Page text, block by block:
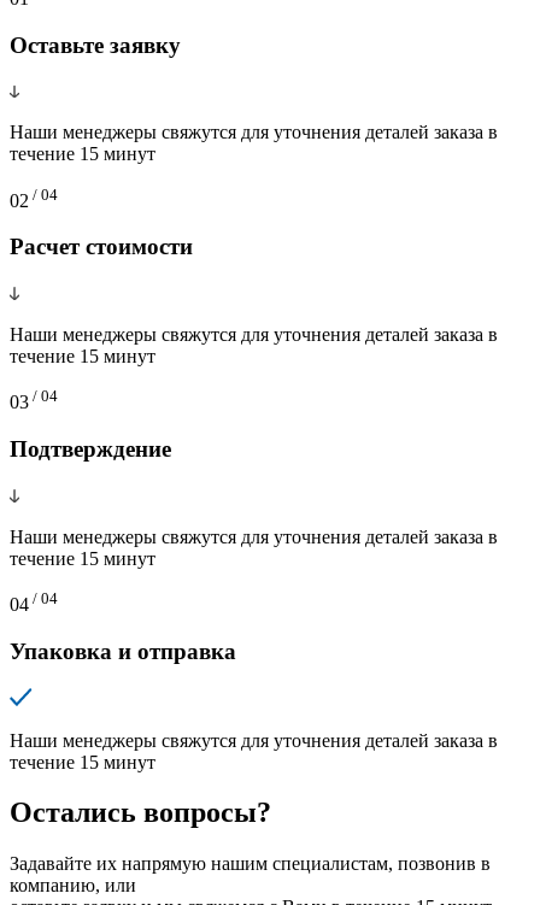
Оставьте заявку
Наши менеджеры свяжутся для уточнения деталей заказа в
течение 15 минут
02 / 04
Расчет стоимости
Наши менеджеры свяжутся для уточнения деталей заказа в
течение 15 минут
03 / 04
Подтверждение
Наши менеджеры свяжутся для уточнения деталей заказа в
течение 15 минут
04 / 04
Упаковка и отправка
Наши менеджеры свяжутся для уточнения деталей заказа в
течение 15 минут
Остались вопросы?
Задавайте их напрямую нашим специалистам, позвонив в
компанию, или